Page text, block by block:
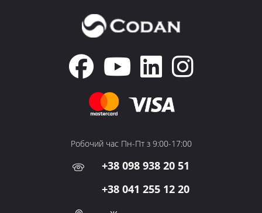
Робочий час Пн-Пт з 9:00-17:00
+38 098 938 20 51
+38 041 255 12 20